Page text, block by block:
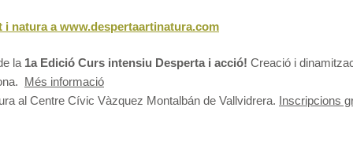
i natura awww.despertaartinatura.com
la 1a Edició Curs intensiu Desperta i acció! Creació i
Més informació
al Centre Cívic Vàzquez Montalbán de Vallvidrera. Inscripcions